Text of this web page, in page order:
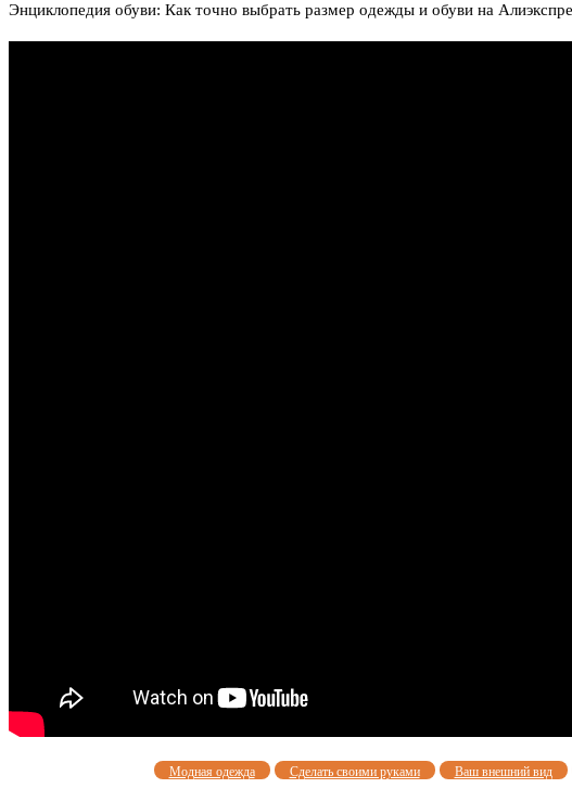
Энциклопедия обуви: Как точно выбрать размер одежды и обуви на
Модная одежда Сделать своими руками Ваш внешний вид